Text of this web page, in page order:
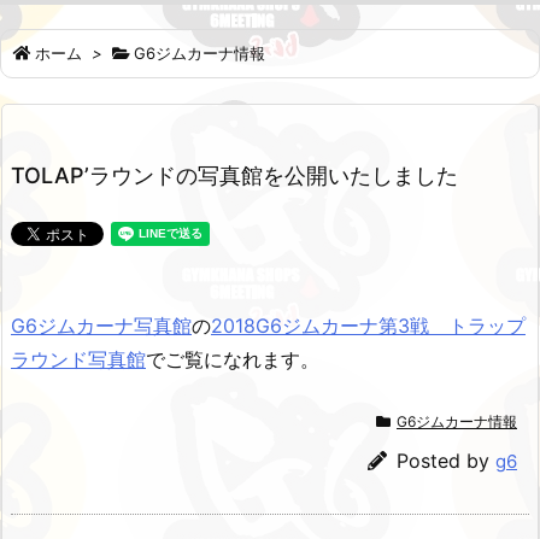
ホーム > G6ジムカーナ情報
TOLAP’ラウンドの写真館を公開いたしました
G6ジムカーナ写真館の2018G6ジムカーナ第3戦 トラップ
ラウンド写真館でご覧になれます。
G6ジムカーナ情報
Posted by g6